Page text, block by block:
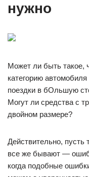
нужно
Может ли быть такое,
категорию
поездки в бОльшую
Могут ли средства с
двойном размере?
Действительно, пусть
все же бывают —
когда подобные